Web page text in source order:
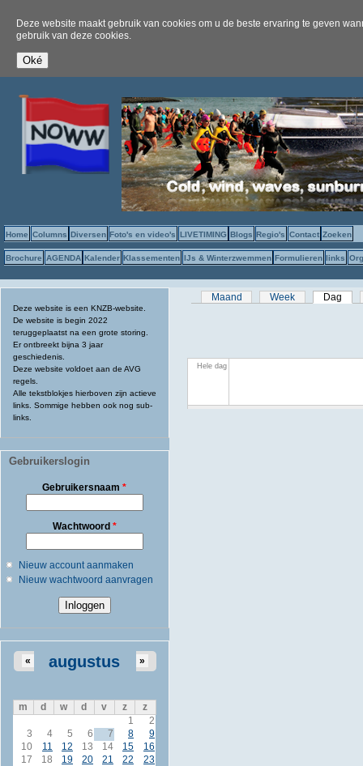
Deze website maakt gebruik van cookies om u de beste ervaring te geven
gebruik van deze cookies.
Home Columns Diversen Foto's en video's LIVETIMING Blogs Regio's Contact Zoeken
Brochure AGENDA Kalender Klassementen IJs & Winterzwemmen Formulieren links
Deze website is een KNZB-website.
De website is begin 2022
teruggeplaatst na een grote storing.
Er ontbreekt bijna 3 jaar
geschiedenis.
Deze website voldoet aan de AVG
regels.
Alle tekstblokjes hierboven zijn actieve
links. Sommige hebben ook nog sub-
links.
Gebruikerslogin
Gebruikersnaam*
Wachtwoord *
Nieuw account aanmaken
Nieuw wachtwoord aanvragen
augustus
« »
m d w d v z
z
1
2
3
4 5 6 7 8
9
10
11 12 13 14 15
16
17
18 19 20 21 22
23
Primaire tabs
Maand Week Dag
Hele dag